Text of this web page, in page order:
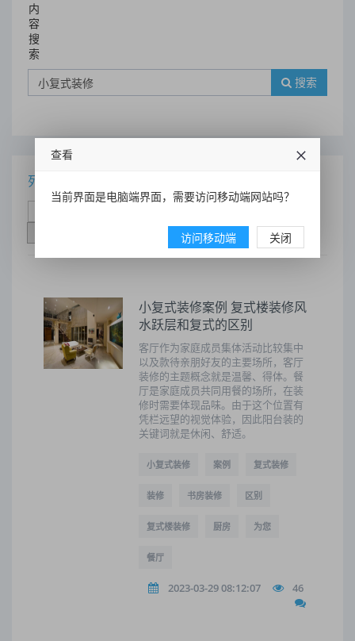
内
容
搜
索
搜索
列表
小复式装修案例 复式楼装修风
水跃层和复式的区别
客厅作为家庭成员集体活动比较集中
以及款待亲朋好友的主要场所，客厅
装修的主题概念就是温馨、得体。餐
厅是家庭成员共同用餐的场所，在装
修时需要体现品味。由于这个位置有
凭栏远望的视觉体验，因此阳台装的
关键词就是休闲、舒适。
小复式装修 案例 复式装修
装修 书房装修 区别
复式楼装修 厨房 为您
餐厅
2023-03-29 08:12:07 46
查看
当前界面是电脑端界面，需要访问移动端网站吗？
访问移动端 关闭